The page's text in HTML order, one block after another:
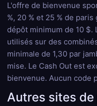
L'offre de bienvenue
%, 20 % et 25 % de
dépôt minimum de 10
utilisés sur des
minimale de 1,30 par
mise. Le Cash Out est
bienvenue. Aucun code
Autres sites